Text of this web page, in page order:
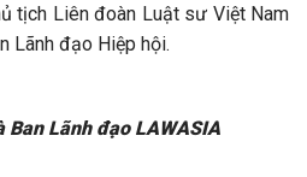
tịch Liên đoàn Luật sư Việt Nam
Lãnh đạo Hiệp hội.
Ban Lãnh đạo LAWASIA